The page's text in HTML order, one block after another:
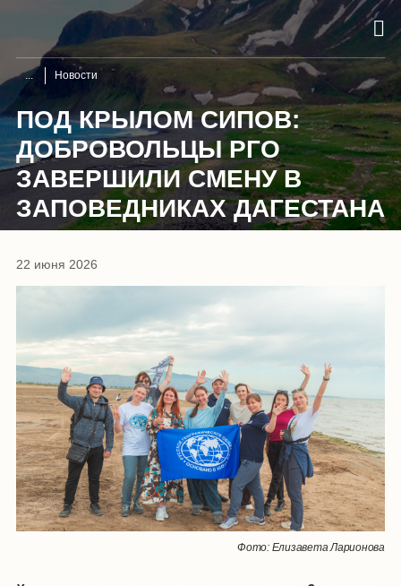
Новости
ПОД КРЫЛОМ СИПОВ:
ДОБРОВОЛЬЦЫ РГО
ЗАВЕРШИЛИ СМЕНУ В
ЗАПОВЕДНИКАХ ДАГЕСТАНА
22 июня 2026
Фото: Елизавета Ларионова